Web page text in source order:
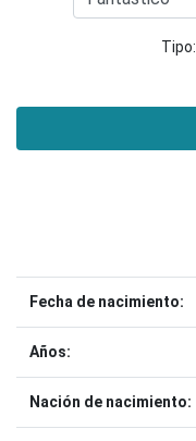
Tipo:
Fecha de nacimiento:
Años:
Nación de nacimiento: